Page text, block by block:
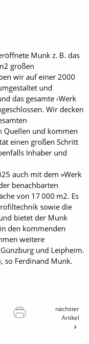
Munk z. B. das
großen
wir auf einer 2000
und
das gesamte ›Werk
Wir decken
Quellen und kommen
einen großen Schritt
Inhaber und
auch mit dem »Werk
benachbarten
von 17 000 m2. Es
sowie die
bietet der Munk
den kommenden
weitere
und Leipheim.
so Ferdinand Munk.
nächster
Artikel